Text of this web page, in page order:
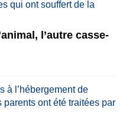
l’autre casse-